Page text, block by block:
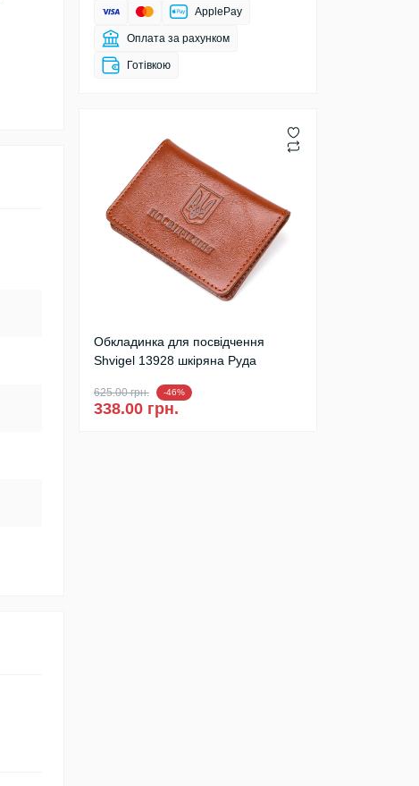
ApplePay
Оплата за рахунком
Готівкою
Обкладинка для посвідчення
Shvigel 13928 шкіряна Руда
625.00 грн. -46%
338.00 грн.